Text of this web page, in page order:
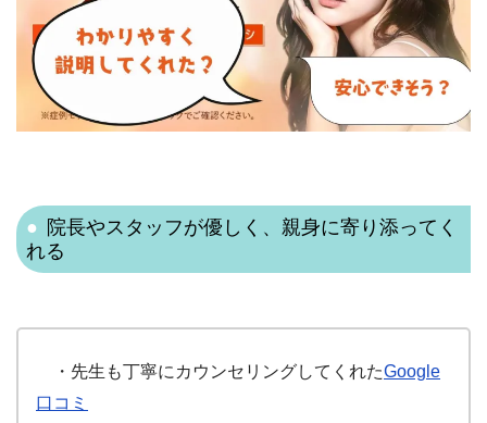
院長やスタッフが優しく、親身に寄り添ってく
れる
・先生も丁寧にカウンセリングしてくれたGoogle
口コミ